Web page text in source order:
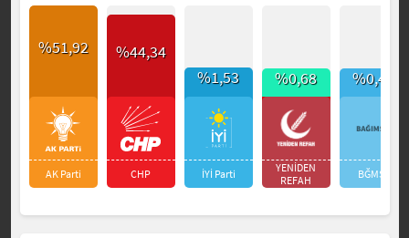
%51,92
AK Parti
%44,34
CHP
%1,53
İYİ Parti
%0,68
YENİDEN
REFAH
%0,46
BĞMSZ